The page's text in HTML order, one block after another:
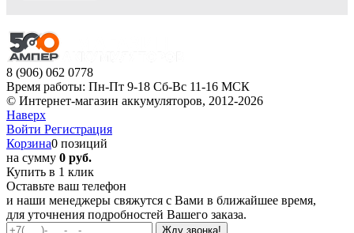
8 (906) 062 0778
Время работы: Пн-Пт 9-18 Сб-Вс 11-16 МСК
© Интернет-магазин аккумуляторов, 2012-2026
Наверх
Войти Регистрация
Корзина0 позиций
на сумму 0 руб.
Купить в 1 клик
Оставьте ваш телефон
и наши менеджеры свяжутся с Вами в ближайшее время,
для уточнения подробностей Вашего заказа.